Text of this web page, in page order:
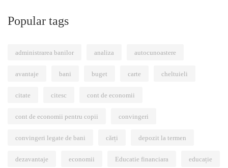
Popular tags
administrarea banilor analiza autocunoastere
avantaje bani buget carte cheltuieli
citate citesc cont de economii
cont de economii pentru copii convingeri
convingeri legate de bani cărți depozit la termen
dezavantaje economii Educatie financiara educație